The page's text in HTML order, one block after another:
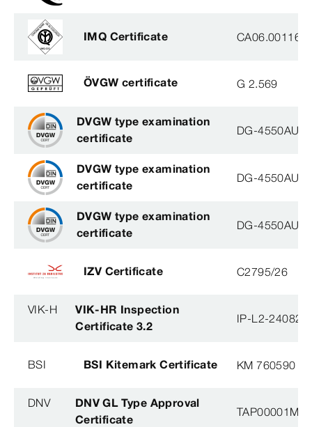
IMQ Certificate CA06.00116
ÖVGW certificate G 2.569
DVGW type examination
certificate
DG-
DVGW type examination
certificate
DG-
DVGW type examination
certificate
DG-
IZV Certificate C2795/26
VIK-H
VIK-HR Inspection
Certificate 3.2
IP-L2-
BSI BSI Kitemark Certificate KM 760590
DNV
DNV GL Type Approval
Certificate
TAP00001M5,